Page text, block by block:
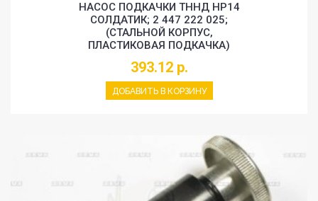
НАСОС ПОДКАЧКИ ТННД HP14
СОЛДАТИК; 2 447 222 025;
(СТАЛЬНОЙ КОРПУС,
ПЛАСТИКОВАЯ ПОДКАЧКА)
393.12 р.
ДОБАВИТЬ В КОРЗИНУ